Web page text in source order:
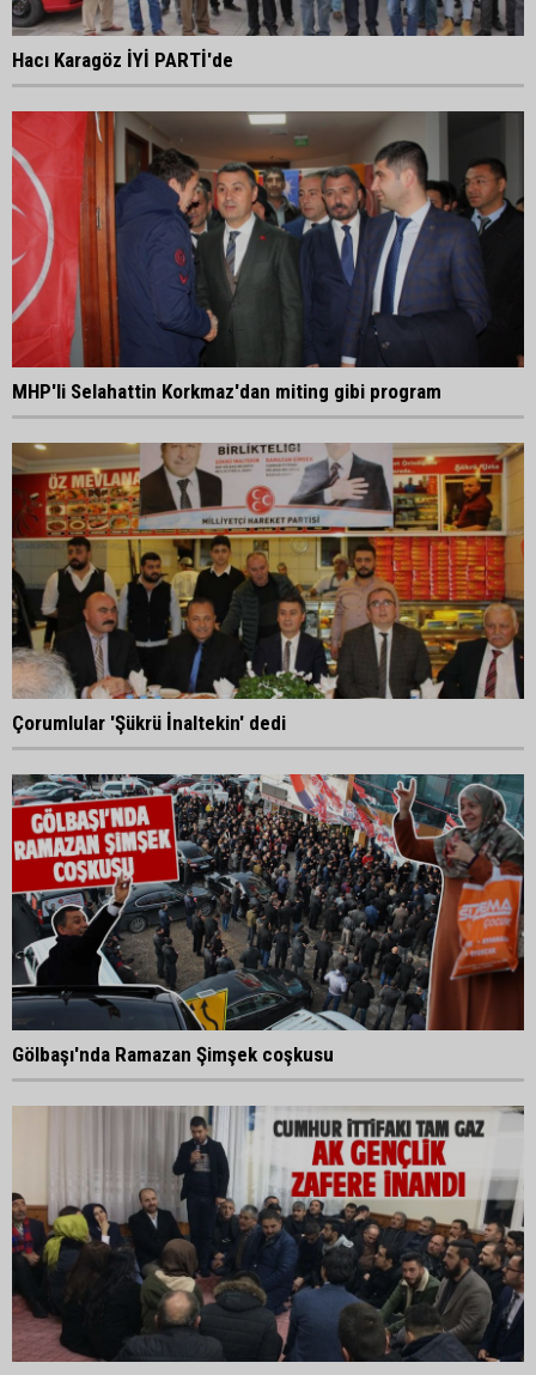
Hacı Karagöz İYİ PARTİ'de
MHP'li Selahattin Korkmaz'dan miting gibi program
Çorumlular 'Şükrü İnaltekin' dedi
Gölbaşı'nda Ramazan Şimşek coşkusu